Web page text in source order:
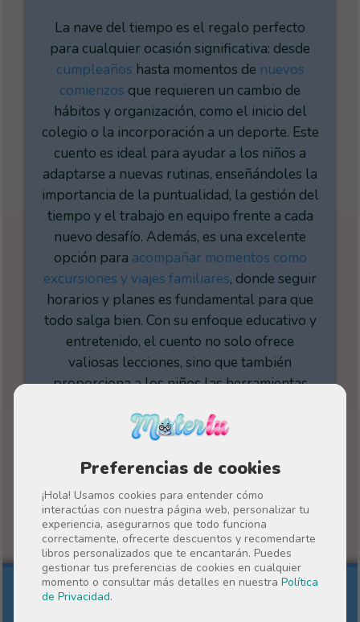
Preferencias de cookies
¡Hola! Usamos cookies para entender cómo
interactúas con nuestra página web, personalizar tu
experiencia, asegurarnos que todo funciona
correctamente, ofrecerte descuentos y recomendarte
libros personalizados que te encantarán. Puedes
gestionar tus preferencias de cookies en cualquier
momento o consultar más detalles en nuestra Política
de Privacidad.
La nave del tiempo es el regalo perfecto
para cualquier ocasión significativa: desde
cumpleaños hasta momentos de nuevos
comienzos que requieren un cambio de
hábitos y organización, como el inicio del
colegio o la incorporación a un deporte. Este
cuento es ideal para ayudar a los niños a
adaptarse a nuevas rutinas, enseñándoles la
importancia de la puntualidad, la gestión del
tiempo y el trabajo en equipo frente a cada
nuevo desafío. Además, es una excelente
opción para acompañar momentos como
excursiones y viajes familiares, donde seguir
horarios y planes es fundamental para que
todo salga bien. Con su enfoque educativo y
entretenido, el cuento no solo ofrece
valiosas lecciones, sino que también
proporciona a los niños las herramientas
con confianza, sabiendo que, con un poco de
planificación y colaboración, todo es
posible.